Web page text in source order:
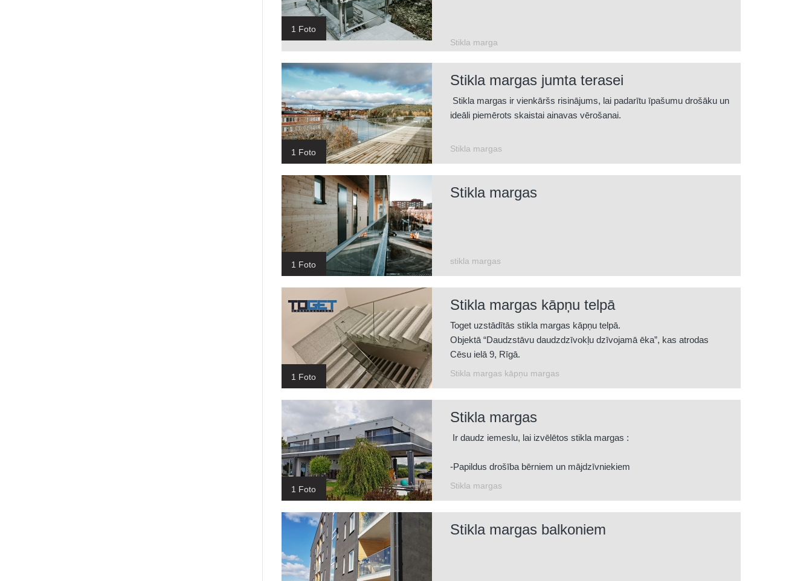
1 Foto
Stikla marga
1 Foto
Stikla margas jumta terasei
Stikla margas ir vienkāršs risinājums, lai padarītu īpašumu drošāku un
ideāli piemērots skaistai ainavas vērošanai.
Stikla margas
1 Foto
Stikla margas
stikla margas
1 Foto
Stikla margas kāpņu telpā
Toget uzstādītās stikla margas kāpņu telpā.
Objektā “Daudzstāvu daudzdzīvokļu dzīvojamā ēka”, kas atrodas
Cēsu ielā 9, Rīgā.
Stikla margas kāpņu margas
1 Foto
Stikla margas
Ir daudz iemeslu, lai izvēlētos stikla margas :
-Papildus drošība bērniem un mājdzīvniekiem
-Nodrošina dabisko apgaismojumu
-Stikls pieejams dažādos toņos
-Jūs varat izmantot stikla margas gandrīz jebkurā vidē
Stikla margas
Stikla margas balkoniem